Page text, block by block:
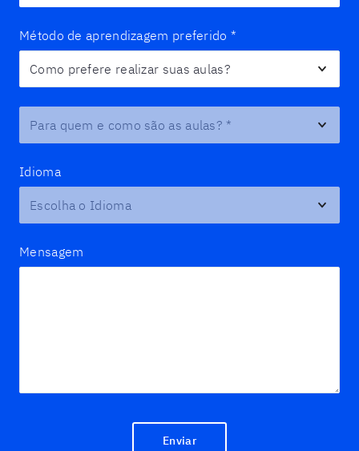
Método de aprendizagem preferido *
Idioma
Mensagem
Enviar